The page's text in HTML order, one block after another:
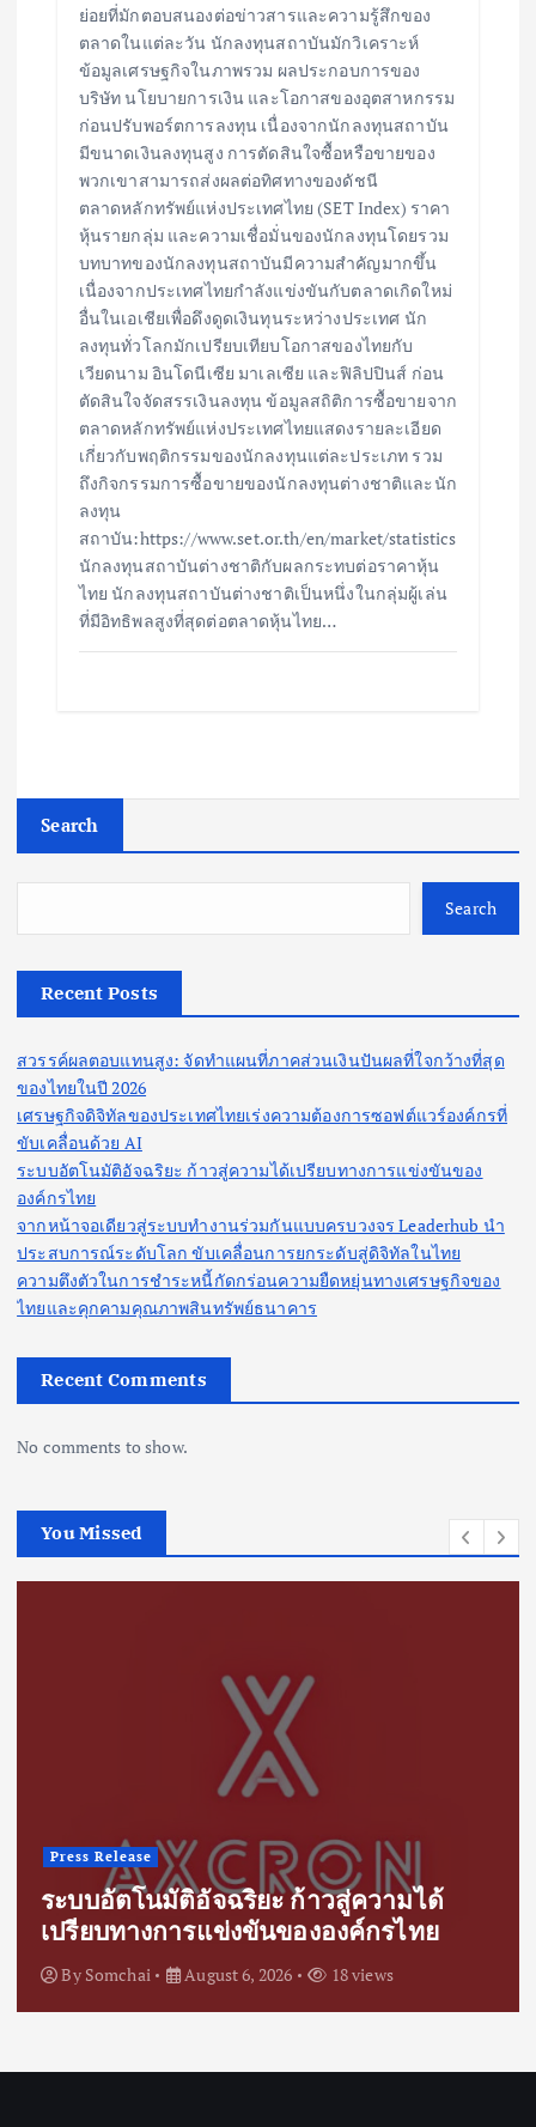
ย่อยที่มักตอบสนองต่อข่าวสารและความรู้สึกของ
ตลาดในแต่ละวัน นักลงทุนสถาบันมักวิเคราะห์
ข้อมูลเศรษฐกิจในภาพรวม ผลประกอบการของ
บริษัท นโยบายการเงิน และโอกาสของอุตสาหกรรม
ก่อนปรับพอร์ตการลงทุน เนื่องจากนักลงทุนสถาบัน
มีขนาดเงินลงทุนสูง การตัดสินใจซื้อหรือขายของ
พวกเขาสามารถส่งผลต่อทิศทางของดัชนี
ตลาดหลักทรัพย์แห่งประเทศไทย (SET Index) ราคา
หุ้นรายกลุ่ม และความเชื่อมั่นของนักลงทุนโดยรวม
บทบาทของนักลงทุนสถาบันมีความสำคัญมากขึ้น
เนื่องจากประเทศไทยกำลังแข่งขันกับตลาดเกิดใหม่
อื่นในเอเชียเพื่อดึงดูดเงินทุนระหว่างประเทศ นัก
ลงทุนทั่วโลกมักเปรียบเทียบโอกาสของไทยกับ
เวียดนาม อินโดนีเซีย มาเลเซีย และฟิลิปปินส์ ก่อน
ตัดสินใจจัดสรรเงินลงทุน ข้อมูลสถิติการซื้อขายจาก
ตลาดหลักทรัพย์แห่งประเทศไทยแสดงรายละเอียด
เกี่ยวกับพฤติกรรมของนักลงทุนแต่ละประเภท รวม
ถึงกิจกรรมการซื้อขายของนักลงทุนต่างชาติและนัก
ลงทุน
สถาบัน:https://www.set.or.th/en/market/statistics
นักลงทุนสถาบันต่างชาติกับผลกระทบต่อราคาหุ้น
ไทย นักลงทุนสถาบันต่างชาติเป็นหนึ่งในกลุ่มผู้เล่น
ที่มีอิทธิพลสูงที่สุดต่อตลาดหุ้นไทย…
Search
Search
Recent Posts
สวรรค์ผลตอบแทนสูง: จัดทำแผนที่ภาคส่วนเงินปันผลที่ใจกว้างที่สุด
ของไทยในปี 2026
เศรษฐกิจดิจิทัลของประเทศไทยเร่งความต้องการซอฟต์แวร์องค์กรที่
ขับเคลื่อนด้วย AI
ระบบอัตโนมัติอัจฉริยะ ก้าวสู่ความได้เปรียบทางการแข่งขันของ
องค์กรไทย
จากหน้าจอเดียวสู่ระบบทำงานร่วมกันแบบครบวงจร Leaderhub นำ
ประสบการณ์ระดับโลก ขับเคลื่อนการยกระดับสู่ดิจิทัลในไทย
ความตึงตัวในการชำระหนี้กัดกร่อนความยืดหยุ่นทางเศรษฐกิจของ
ไทยและคุกคามคุณภาพสินทรัพย์ธนาคาร
Recent Comments
No comments to show.
You Missed
Press Release
ระบบอัตโนมัติอัจฉริยะ ก้าวสู่ความได้
เปรียบทางการแข่งขันขององค์กรไทย
By Somchai August 6, 2026 18 views